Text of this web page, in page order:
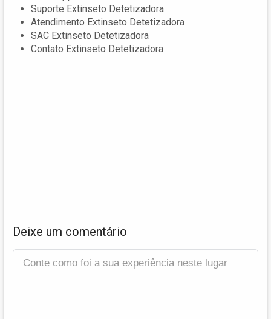
Suporte Extinseto Detetizadora
Atendimento Extinseto Detetizadora
SAC Extinseto Detetizadora
Contato Extinseto Detetizadora
Deixe um comentário